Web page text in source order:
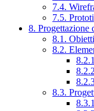
7.4.
7.5.
8. Progettazione
8.1.
8.2.
8.3.